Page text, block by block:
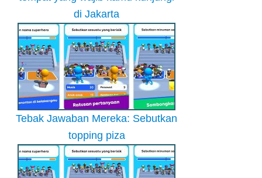
di Jakarta
Tebak Jawaban Mereka: Sebutkan
topping piza